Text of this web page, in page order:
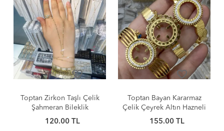
favorite_border
Toptan Bayan Kararmaz
Çelik Çeyrek Altın Hazneli
Kelepçe Bileklik
155.00 TL
favorite_border
Kararmaz Taşlı Iced-Out
Cuban Link Bileklik Seti |
Toptan Takı
160.00 TL